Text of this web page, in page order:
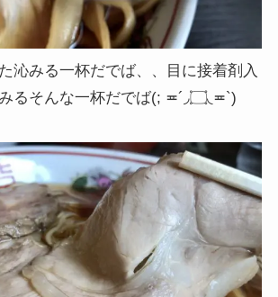
沁みる一杯だでば、、目に接着剤入
ったくらいに沁みるそんな一杯だでば(; ≖´◞۝◟≖`)